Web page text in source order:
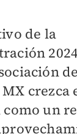
de la
de
crezca
como un